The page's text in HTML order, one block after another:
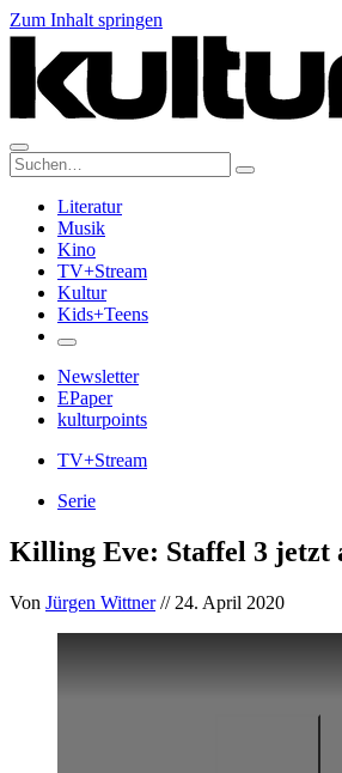
Zum Inhalt springen
Suche:
Literatur
Musik
Kino
TV+Stream
Kultur
Kids+Teens
Newsletter
EPaper
kulturpoints
TV+Stream
Serie
Killing Eve: Staffel 3 jetzt
Von Jürgen Wittner// 24. April 2020